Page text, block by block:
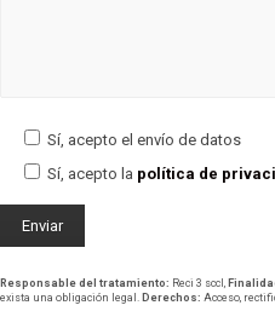
Sí, acepto el envío de datos
Sí, acepto la política de
Responsable del tratamiento: Reci 3 sccl,
exista una obligación legal.
Derechos: Acceso,